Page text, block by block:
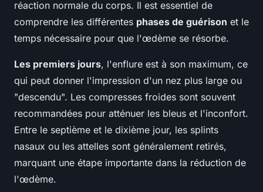
réaction normale du corps. Il est essentiel de
comprendre les différentes phases de guérison et le
temps nécessaire pour que l'œdème se résorbe.
Les premiers jours, l'enflure est à son maximum, ce
qui peut donner l'impression d'un nez plus large ou
"descendu". Les compresses froides sont souvent
recommandées pour atténuer les bleus et l'inconfort.
Entre le septième et le dixième jour, les splints
nasaux ou les attelles sont généralement retirés,
marquant une étape importante dans la réduction de
l'œdème.